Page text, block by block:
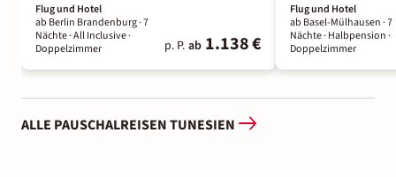
Flug und Hotel
ab Berlin Brandenburg ·7
Nächte· All Inclusive·
Doppelzimmer
p. P. ab 1.138 €
Flug und Hotel
ab Basel-Mülhausen ·7
Nächte· Halbpension·
Doppelzimmer
ALLE PAUSCHALREISEN TUNESIEN